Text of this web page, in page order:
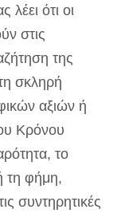
ότι οι
στις
της
σκληρή
αξιών ή
Κρόνου
το
τη φήμη,
συντηρητικές